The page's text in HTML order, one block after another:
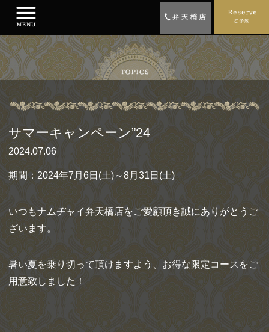
サマーキャンペーン”24
2024.07.06
期間：2024年7月6日(土)～8月31日(土)
いつもナムヂャイ弁天橋店をご愛顧頂き誠にありがとうご
ざいます。
暑い夏を乗り切って頂けますよう、お得な限定コースをご
用意致しました！